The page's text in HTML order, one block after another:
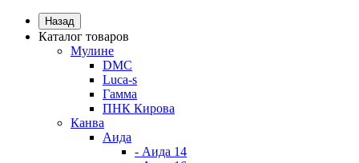
Назад
Каталог товаров
Мулине
DMC
Luca-s
Гамма
ПНК Кирова
Канва
Аида
- Аида 14